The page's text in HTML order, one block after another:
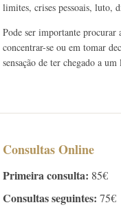
limites, crises pessoais, luto,
Pode ser importante
concentrar-se ou em tomar
sensação de ter chegado a
Consultas Online
Primeira consulta: 85€
Consultas seguintes: 75€